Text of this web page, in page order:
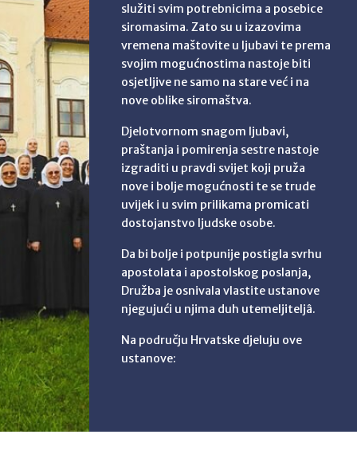
služiti svim potrebnicima a posebice
siromasima. Zato su u izazovima
vremena maštovite u ljubavi te prema
svojim mogućnostima nastoje biti
osjetljive ne samo na stare već i na
nove oblike siromaštva.
Djelotvornom snagom ljubavi,
praštanja i pomirenja sestre nastoje
izgraditi u pravdi svijet koji pruža
nove i bolje mogućnosti te se trude
uvijek i u svim prilikama promicati
dostojanstvo ljudske osobe.
Da bi bolje i potpunije postigla svrhu
apostolata i apostolskog poslanja,
Družba je osnivala vlastite ustanove
njegujući u njima duh utemeljiteljâ.
Na području Hrvatske djeluju ove
ustanove: